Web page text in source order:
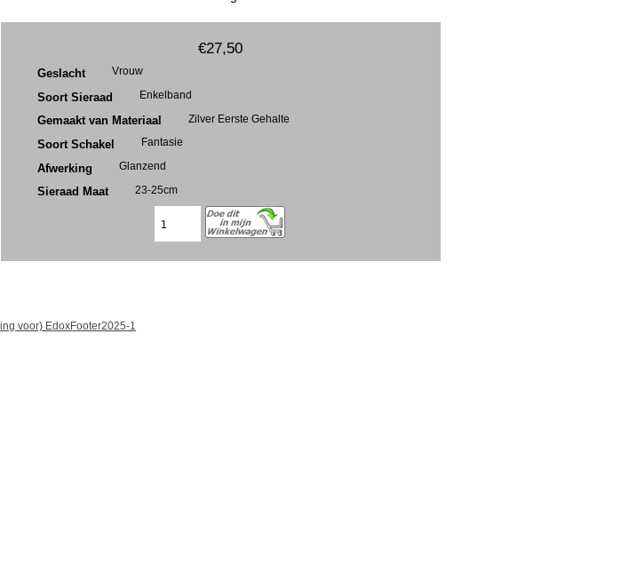
€27,50
Geslacht Vrouw
Soort Sieraad Enkelband
Gemaakt van Materiaal Zilver Eerste Gehalte
Soort Schakel Fantasie
Afwerking Glanzend
Sieraad Maat 23-25cm